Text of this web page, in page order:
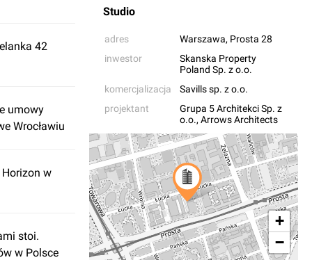
42
umowy
Wrocławiu
Horizon w
stoi.
w Polsce
Studio
adres Warszawa, Prosta 28
inwestor
Skanska Property
Poland Sp. z o.o.
komercjalizacja
Savills sp. z o.o.
projektant
Grupa 5 Architekci Sp. z
o.o., Arrows Architects
+
−